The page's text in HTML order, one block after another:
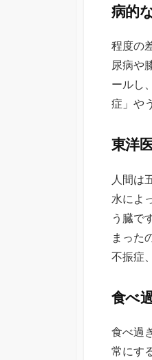
病的
程度の
尿病や
ールし
症」や
東洋
人間は
水によ
う臓で
まった
不振症
食べ
食べ過
常にす